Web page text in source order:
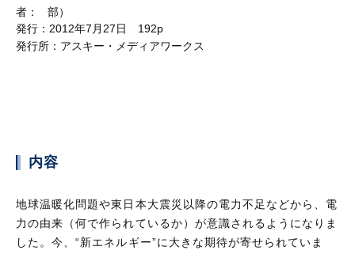
者：
部）
発行： 2012年7月27日 192p
発行所： アスキー・メディアワークス
内容
地球温暖化問題や東日本大震災以降の電力不足などから、電
力の由来（何で作られているか）が意識されるようになりま
した。今、“新エネルギー”に大きな期待が寄せられていま